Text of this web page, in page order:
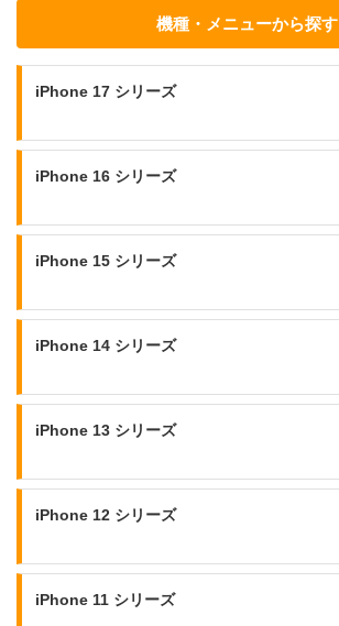
機種・メニューから探す
iPhone 17 シリーズ
iPhone 16 シリーズ
iPhone 15 シリーズ
iPhone 14 シリーズ
iPhone 13 シリーズ
iPhone 12 シリーズ
iPhone 11 シリーズ